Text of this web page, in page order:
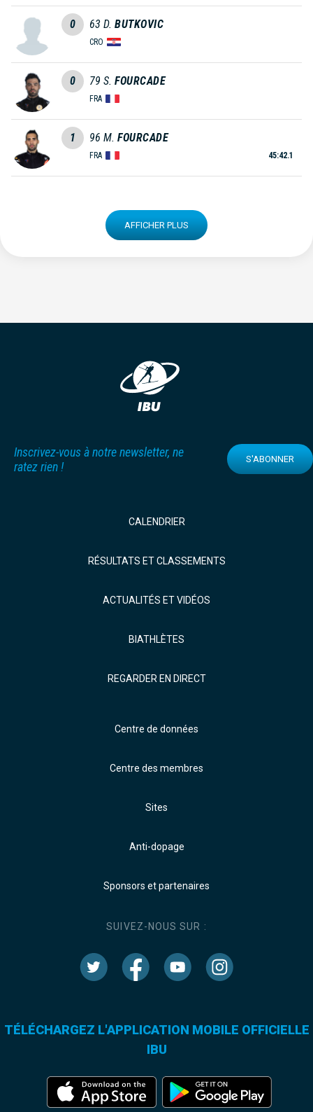
0 63 D. BUTKOVIC
CRO
0 79 S. FOURCADE
FRA
1 96 M. FOURCADE
FRA 45:42.1
AFFICHER PLUS
Inscrivez-vous à notre newsletter, ne
ratez rien !
S'ABONNER
CALENDRIER
RÉSULTATS ET CLASSEMENTS
ACTUALITÉS ET VIDÉOS
BIATHLÈTES
REGARDER EN DIRECT
Centre de données
Centre des membres
Sites
Anti-dopage
Sponsors et partenaires
SUIVEZ-NOUS SUR :
TÉLÉCHARGEZ L'APPLICATION MOBILE OFFICIELLE
IBU